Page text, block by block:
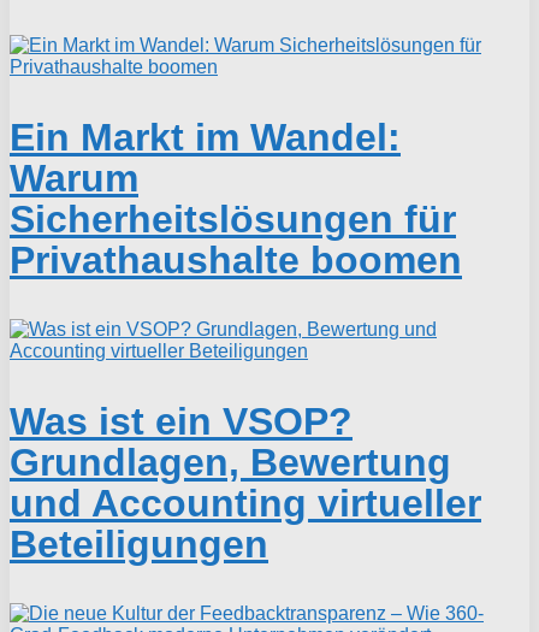
Ein Markt im Wandel:
Warum
Sicherheitslösungen für
Privathaushalte boomen
Was ist ein VSOP?
Grundlagen, Bewertung
und Accounting virtueller
Beteiligungen